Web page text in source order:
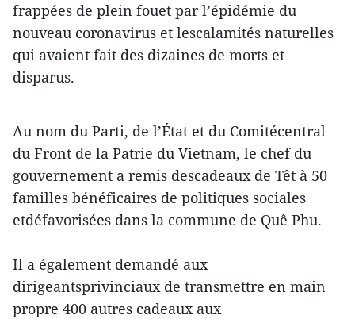
frappées de plein fouet par l’épidémie du
nouveau coronavirus et lescalamités naturelles
qui avaient fait des dizaines de morts et
disparus.
Au nom du Parti, de l’État et du Comitécentral
du Front de la Patrie du Vietnam, le chef du
gouvernement a remis descadeaux de Têt à 50
familles bénéficaires de politiques sociales
etdéfavorisées dans la commune de Quê Phu.
Il a également demandé aux
dirigeantsprivinciaux de transmettre en main
propre 400 autres cadeaux aux